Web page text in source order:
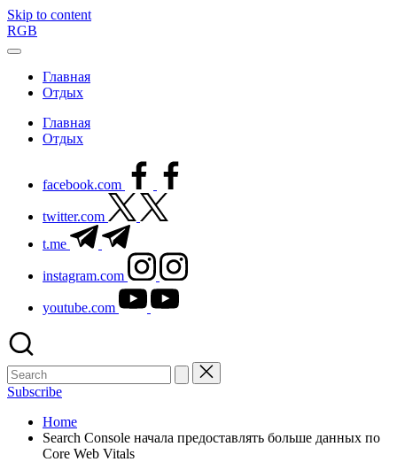
Skip to content
RGB
Главная
Отдых
Главная
Отдых
facebook.com
twitter.com
t.me
instagram.com
youtube.com
Subscribe
Home
Search Console начала предоставлять больше данных по
Core Web Vitals